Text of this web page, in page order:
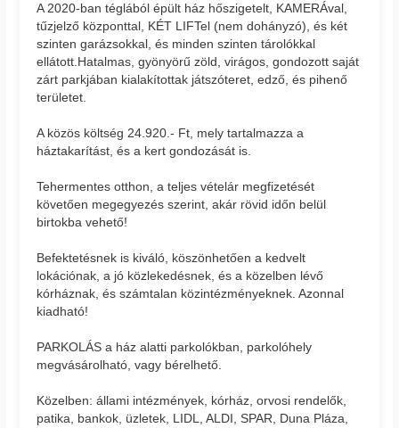
A 2020-ban téglából épült ház hőszigetelt, KAMERÁval,
tűzjelző központtal, KÉT LIFTel (nem dohányzó), és két
szinten garázsokkal, és minden szinten tárolókkal
ellátott.Hatalmas, gyönyörű zöld, virágos, gondozott saját
zárt parkjában kialakítottak játszóteret, edző, és pihenő
területet.
A közös költség 24.920.- Ft, mely tartalmazza a
háztakarítást, és a kert gondozását is.
Tehermentes otthon, a teljes vételár megfizetését
követően megegyezés szerint, akár rövid időn belül
birtokba vehető!
Befektetésnek is kiváló, köszönhetően a kedvelt
lokációnak, a jó közlekedésnek, és a közelben lévő
kórháznak, és számtalan közintézményeknek. Azonnal
kiadható!
PARKOLÁS a ház alatti parkolókban, parkolóhely
megvásárolható, vagy bérelhető.
Közelben: állami intézmények, kórház, orvosi rendelők,
patika, bankok, üzletek, LIDL, ALDI, SPAR, Duna Pláza,